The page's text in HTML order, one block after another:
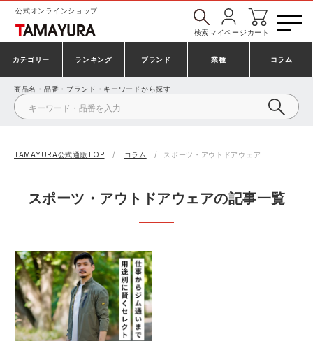
公式オンラインショップ
検索マイページ カート
カテゴリー
安全靴・作業靴
シューズ
作業着・作業服
防寒着
作業用手袋
ランキング ブランド
アシックス
BLAKLADER アイトス株式会社
CUP GDジャパン
日進ゴム
TULTEX
業種
建設・建築作業服
製造・工場作業服
鉄鋼・機械作業服
農作業服
電気・設備作業服
コラム
商品名・品番・ブランド・キーワードから探す
TAMAYURA公式通販TOP コラム スポーツ・アウトドアウェア
スポーツ・アウトドアウェアの記事一覧